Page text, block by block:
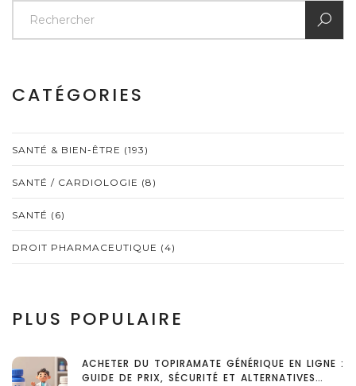
CATÉGORIES
SANTÉ & BIEN-ÊTRE (193)
SANTÉ / CARDIOLOGIE (8)
SANTÉ (6)
DROIT PHARMACEUTIQUE (4)
PLUS POPULAIRE
ACHETER DU TOPIRAMATE GÉNÉRIQUE EN LIGNE :
GUIDE DE PRIX, SÉCURITÉ ET ALTERNATIVES